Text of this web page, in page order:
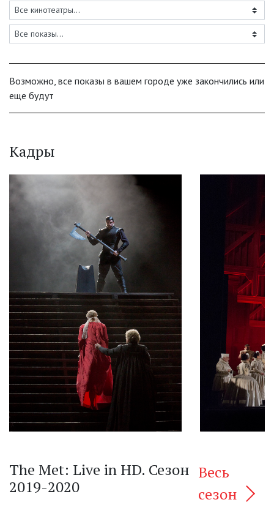
Возможно, все показы в вашем городе уже закончились или
еще будут
Кадры
The Met: Live in HD. Сезон
2019-2020
Весь
сезон